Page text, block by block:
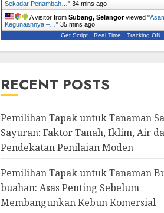
Sekadar Penambah… " 34 mins ago
A visitor from Subang, Selangorviewed "
Kegunaannya –… " 35 mins ago
Get Script Real Time Tracking ON
RECENT POSTS
Pemilihan Tapak untuk Tanaman
Sayuran: Faktor Tanah, Iklim, Air
Pendekatan Penilaian Moden
Pemilihan Tapak untuk Tanaman
buahan: Asas Penting Sebelum
Membangunkan Kebun Komersial